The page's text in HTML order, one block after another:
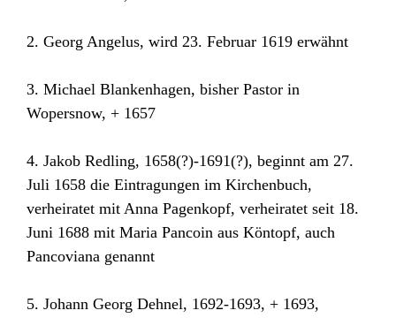
2. Georg Angelus, wird 23. Februar 1619 erwähnt
3. Michael Blankenhagen, bisher Pastor in
Wopersnow, + 1657
4. Jakob Redling, 1658(?)-1691(?), beginnt am 27.
Juli 1658 die Eintragungen im Kirchenbuch,
verheiratet mit Anna Pagenkopf, verheiratet seit 18.
Juni 1688 mit Maria Pancoin aus Köntopf, auch
Pancoviana genannt
5. Johann Georg Dehnel, 1692-1693, + 1693,